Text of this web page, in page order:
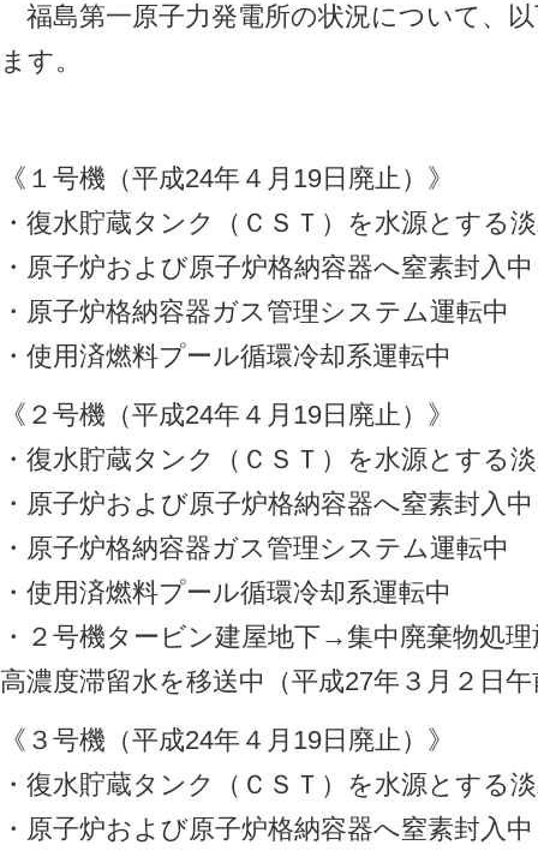
福島第一原子力発電所の状況について、
ます。
《１号機（平成24年４月19日廃止）》
・復水貯蔵タンク（ＣＳＴ）を水源とする
・原子炉および原子炉格納容器へ窒素封入中
・原子炉格納容器ガス管理システム運転中
・使用済燃料プール循環冷却系運転中
《２号機（平成24年４月19日廃止）》
・復水貯蔵タンク（ＣＳＴ）を水源とする
・原子炉および原子炉格納容器へ窒素封入中
・原子炉格納容器ガス管理システム運転中
・使用済燃料プール循環冷却系運転中
・２号機タービン建屋地下→集中廃棄物処
高濃度滞留水を移送中（平成27年３月２日
《３号機（平成24年４月19日廃止）》
・復水貯蔵タンク（ＣＳＴ）を水源とする
・原子炉および原子炉格納容器へ窒素封入中